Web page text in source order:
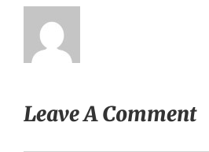
Leave A Comment